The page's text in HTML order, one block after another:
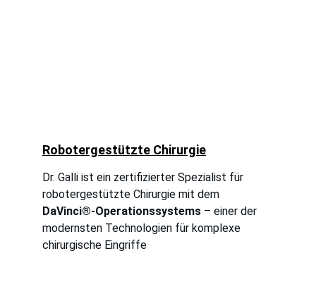
Robotergestützte Chirurgie
Dr. Galli ist ein zertifizierter Spezialist für
robotergestützte Chirurgie mit dem
DaVinci®-Operationssystems – einer der
modernsten Technologien für komplexe
chirurgische Eingriffe